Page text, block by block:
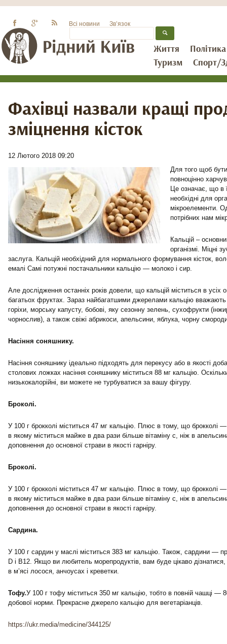
Життя
Політика
Туризм
Спорт/
Всі новини Зв’язок
Фахівці назвали кращі
зміцнення кісток
12 Лютого 2018 09:20
Для того щоб
повноцінно
Це означає, що в
необхідні для
мікроелементи.
потрібних нам
Кальцій –
організмі. Міцні
заслуга. Кальцій необхідний для нормального формування кісток,
емалі Самі потужні постачальники кальцію — молоко і сир.
Але дослідження останніх років довели, що кальцій міститься в усіх
багатьох фруктах. Зараз найбагатшими джерелами кальцію вважають
горіхи, морську капусту, бобові, яку сезонну зелень, сухофрукти
чорнослив), а також свіжі абрикоси, апельсини, яблука, чорну
Насіння соняшнику.
Насіння соняшнику ідеально підходять для перекусу або в якості
столових ложках насіння соняшнику міститься 88 мг кальцію.
низькокалорійні, ви можете не турбуватися за вашу фігуру.
Броколі.
У 100 г брокколі міститься 47 мг кальцію. Плюс в тому, що брокколі —
в якому міститься майже в два рази більше вітаміну с, ніж в
доповнення до основної страви в якості гарніру.
Броколі.
У 100 г брокколі міститься 47 мг кальцію. Плюс в тому, що брокколі —
в якому міститься майже в два рази більше вітаміну с, ніж в
доповнення до основної страви в якості гарніру.
Сардина.
У 100 г сардин у маслі міститься 383 мг кальцію. Також, сардини —
D і B12. Якщо ви любитель морепродуктів, вам буде цікаво
в м’ясі лосося, анчоусах і креветки.
Тофу.У 100 г тофу міститься 350 мг кальцію, тобто в повній чашці —
добової норми. Прекрасне джерело кальцію для вегетаріанців.
https://ukr.media/medicine/344125/